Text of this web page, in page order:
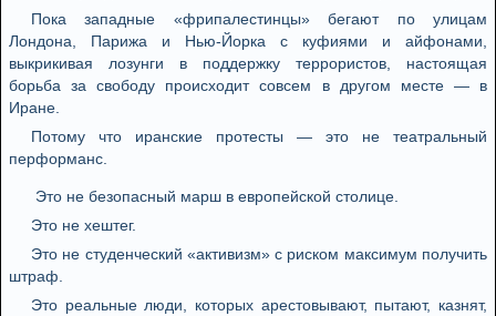
Пока западные «фрипалестинцы» бегают по улицам
Лондона, Парижа и Нью-Йорка с куфиями и айфонами,
выкрикивая лозунги в поддержку террористов, настоящая
борьба за свободу происходит совсем в другом месте — в
Иране.
Потому что иранские протесты — это не театральный
перформанс.
Это не безопасный марш в европейской столице.
Это не хештег.
Это не студенческий «активизм» с риском максимум получить
штраф.
Это реальные люди, которых арестовывают, пытают, казнят,